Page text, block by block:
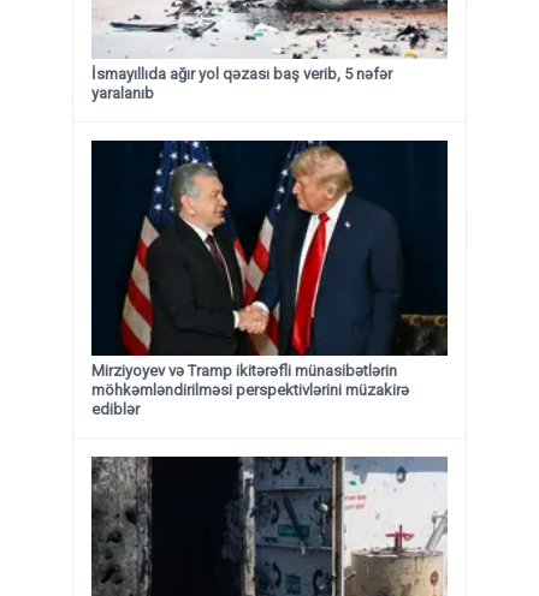
İsmayıllıda ağır yol qəzası baş verib, 5 nəfər
yaralanıb
Mirziyoyev və Tramp ikitərəfli münasibətlərin
möhkəmləndirilməsi perspektivlərini müzakirə
ediblər